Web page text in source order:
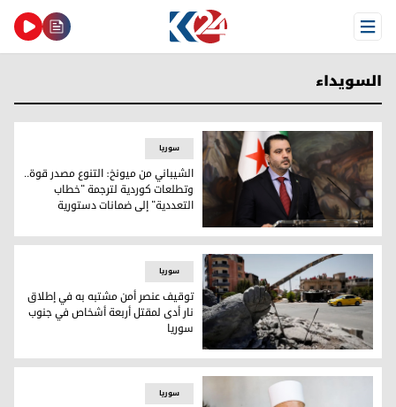
Open Menu
السويداء
الشيباني من ميونخ: التنوع مصدر قوة.. وتطلعات كوردية
سوریا
الشيباني من ميونخ: التنوع مصدر قوة..
وتطلعات كوردية لترجمة "خطاب
التعددية" إلى ضمانات دستورية
توقيف عنصر أمن مشتبه به في إطلاق نار أدى لمقتل أربعة
سوریا
توقيف عنصر أمن مشتبه به في إطلاق
نار أدى لمقتل أربعة أشخاص في جنوب
سوريا
سوریا